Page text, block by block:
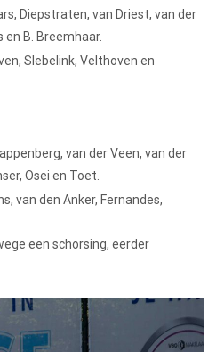
Diepstraten, van Driest, van der
en B. Breemhaar.
SIebelink, Velthoven en
van der Veen, van der
Osei en Toet.
van den Anker, Fernandes,
een schorsing, eerder